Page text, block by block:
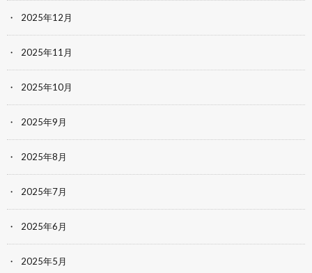
2025年12月
2025年11月
2025年10月
2025年9月
2025年8月
2025年7月
2025年6月
2025年5月